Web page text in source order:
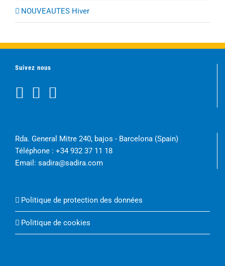
NOUVEAUTES Hiver
Suivez nous
Rda. General Mitre 240, bajos - Barcelona (Spain)
Téléphone : +34 932 37 11 18
Email: sadira@sadira.com
Politique de protection des données
Politique de cookies